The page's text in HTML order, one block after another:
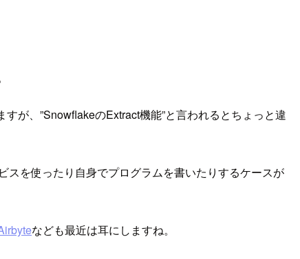
すが、”SnowflakeのExtract機能”と言われるとちょっと違
を使ったり自身でプログラムを書いたりするケースが
なども最近は耳にしますね。